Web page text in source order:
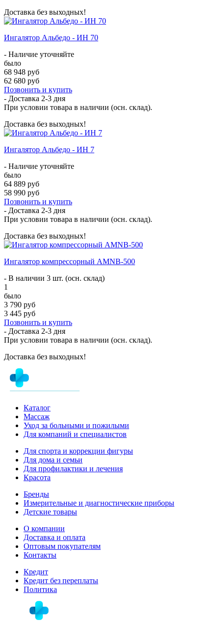
Доставка без выходных!
Ингалятор Альбедо - ИН 70
- Наличие уточняйте
было
68 948 руб
62 680 руб
Позвонить и купить
- Доставка 2-3 дня
При условии товара в наличии (осн. склад).
Доставка без выходных!
Ингалятор Альбедо - ИН 7
- Наличие уточняйте
было
64 889 руб
58 990 руб
Позвонить и купить
- Доставка 2-3 дня
При условии товара в наличии (осн. склад).
Доставка без выходных!
Ингалятор компрессорный AMNB-500
- В наличии 3 шт. (осн. склад)
1
было
3 790 руб
3 445 руб
Позвонить и купить
- Доставка 2-3 дня
При условии товара в наличии (осн. склад).
Доставка без выходных!
Каталог
Массаж
Уход за больными и пожилыми
Для компаний и специалистов
Для спорта и коррекции фигуры
Для дома и семьи
Для профилактики и лечения
Красота
Бренды
Измерительные и диагностические приборы
Детские товары
О компании
Доставка и оплата
Оптовым покупателям
Контакты
Кредит
Кредит без переплаты
Политика